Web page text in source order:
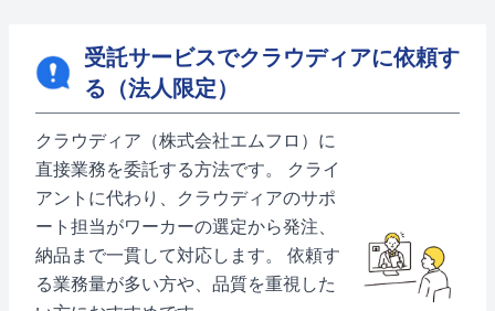
受託サービスでクラウディアに依頼す
る（法人限定）
クラウディア（株式会社エムフロ）に
直接業務を委託する方法です。 クライ
アントに代わり、クラウディアのサポ
ート担当がワーカーの選定から発注、
納品まで一貫して対応します。 依頼す
る業務量が多い方や、品質を重視した